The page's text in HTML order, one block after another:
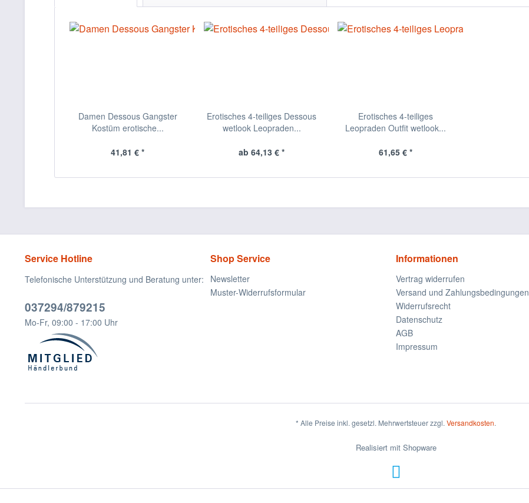
Damen Dessous Gangster
Kostüm erotische...
41,81 € *
Erotisches 4-teiliges Dessous
wetlook Leopraden...
ab 64,13 € *
Erotisches 4-teiliges
Leopraden Outfit wetlook...
61,65 € *
Service Hotline
Telefonische Unterstützung und Beratung unter:
037294/879215
Mo-Fr, 09:00 - 17:00 Uhr
Shop Service
Newsletter
Muster-Widerrufsformular
Informationen
Vertrag widerrufen
Versand und Zahlungsbedingungen
Widerrufsrecht
Datenschutz
AGB
Impressum
* Alle Preise inkl. gesetzl. Mehrwertsteuer zzgl. Versandkosten.
Realisiert mit Shopware